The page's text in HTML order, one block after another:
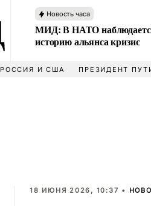
Новость часа
МИД: В НАТО
историю альянса кризис
РОССИЯ И США ПРЕЗИДЕНТ
18 ИЮНЯ 2026, 10:37 •